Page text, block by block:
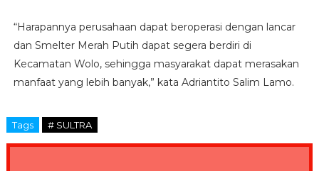
“Harapannya perusahaan dapat beroperasi dengan lancar
dan Smelter Merah Putih dapat segera berdiri di
Kecamatan Wolo, sehingga masyarakat dapat merasakan
manfaat yang lebih banyak,” kata Adriantito Salim Lamo.
Tags # SULTRA